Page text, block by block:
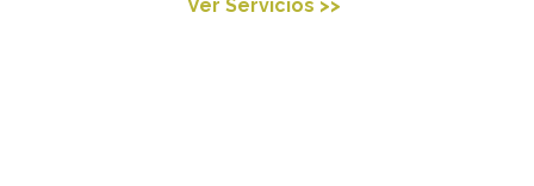
Ver Servicios >>